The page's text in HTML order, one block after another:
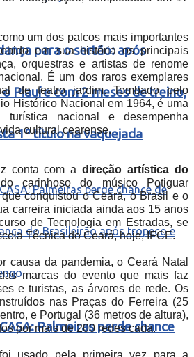
para o sertão: após
Piauí e com 2 meses de treino,
1º título na vaquejada
Palmeiras perde chance
um dos palcos mais importantes
em sua história os principais
orquestras e artistas de renome
É um dos raros exemplares
de teatro jardim. Tombado pelo
Histórico Nacional em 1964, é uma
turística nacional e desempenha
cultural cearense.
conta com adireção artística do
carinhoso do músico Potiguar
conquistou o Ceará, o Brasil e o
carreira iniciada ainda aos 15 anos
de Tecnologia em Estradas, se
Técnica do Ceará, hoje, IFCE.
causa da pandemia, o Ceará Natal
marcas do evento que mais faz
e turistas, as árvores de rede. Os
nas Praças do Ferreira (25
e Portugal (36 metros de altura),
por mais de 200 redes cada.
usado pela primeira vez para a